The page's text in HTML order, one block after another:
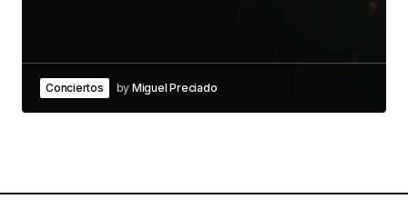
Conciertos by Miguel Preciado